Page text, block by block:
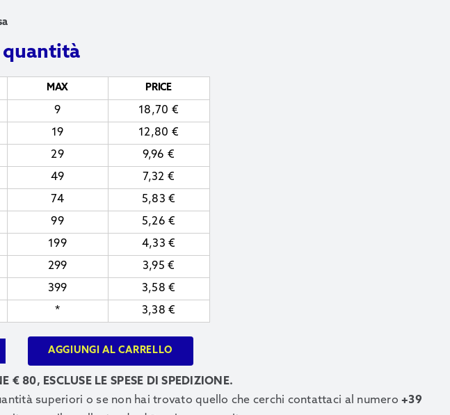
quantità
MAX PRICE
9 18,70 €
19 12,80 €
29 9,96 €
49 7,32 €
74 5,83€
99 5,26€
199 4,33€
299 3,95€
399 3,58€
* 3,38€
AGGIUNGI AL CARRELLO
€ 80, ESCLUSE LE SPESE DI SPEDIZIONE.
superiori o se non hai trovato quello che cerchi contattaci al numero+39